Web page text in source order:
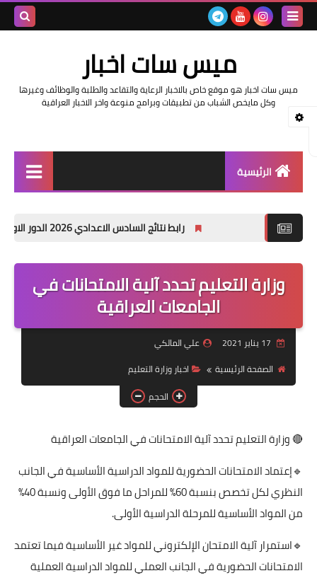
ميس سات اخبار
ميس سات اخبار هو موقع خاص بالاخبار الرعاية والتقاعد والطلبة والوظائف وغيرها
وكل مايخص الشباب من تطبيقات وبرامج منوعة واخر الاخبار العراقية
الرئيسية
اخبار وزارة التربية والتعليم
اخبار وزارة العمل وهيئة
التقاعد
قطع الاراضي
رابط نتائج السادس الاعدادي 2026 الدور الاول في العراق | موقع نتائجنا
وزارة ‏التعليم تحدد آلية الامتحانات في
الجامعات العراقية
علي المالكي
الصفحة الرئيسية
اخبار وزارة التعليم
الحجم
🔴 وزارة ‏التعليم تحدد آلية الامتحانات في الجامعات العراقية
🔹إعتماد الامتحانات الحضورية للمواد الدراسية الأساسية في الجانب
النظري لكل تخصص بنسبة 60% للمراحل ما فوق الأولى ونسبة 40%
من المواد الأساسية للمرحلة الدراسية الأولى.
🔹استمرار آلية الامتحان الإلكتروني للمواد غير الأساسية فيما تعتمد
الامتحانات الحضورية في الجانب العملي للمواد الدراسية العملية